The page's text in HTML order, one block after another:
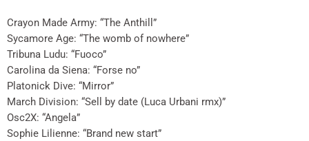
Crayon Made Army: “The Anthill”
Sycamore Age: “The womb of nowhere”
Tribuna Ludu: “Fuoco”
Carolina da Siena: “Forse no”
Platonick Dive: “Mirror”
March Division: “Sell by date (Luca Urbani rmx)”
Osc2X: “Angela”
Sophie Lilienne: “Brand new start”